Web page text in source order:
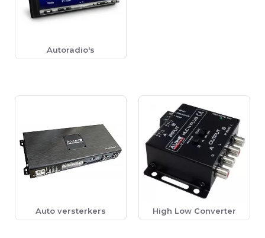
Autoradio's
Auto versterkers High Low Converter